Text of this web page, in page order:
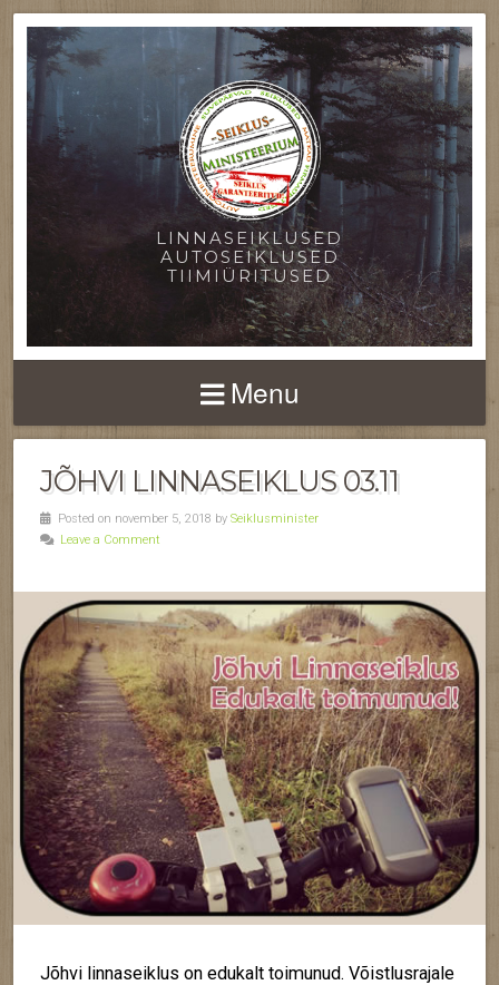
LINNASEIKLUSED
AUTOSEIKLUSED
TIIMIÜRITUSED
Menu
JÕHVI LINNASEIKLUS 03.11
Posted on november 5, 2018 by Seiklusminister
Leave a Comment
Jõhvi linnaseiklus on edukalt toimunud. Võistlusrajale